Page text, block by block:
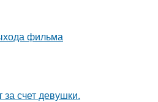
фильма
счет девушки.